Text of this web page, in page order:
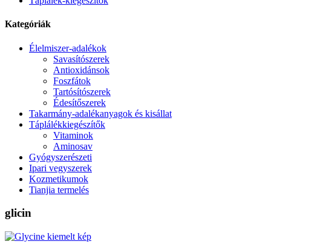
Kategóriák
Élelmiszer-adalékok
Savasítószerek
Antioxidánsok
Foszfátok
Tartósítószerek
Édesítőszerek
Takarmány-adalékanyagok és kisállat
Táplálékkiegészítők
Vitaminok
Aminosav
Gyógyszerészeti
Ipari vegyszerek
Kozmetikumok
Tianjia termelés
glicin